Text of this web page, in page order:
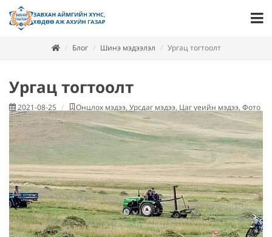
Блог Шинэ мэдээлэл Ургац тогтоолт
Ургац тогтоолт
2021-08-25 Онцлох мэдээ, Урсдаг мэдээ, Цаг үеийн мэдээ, Фото